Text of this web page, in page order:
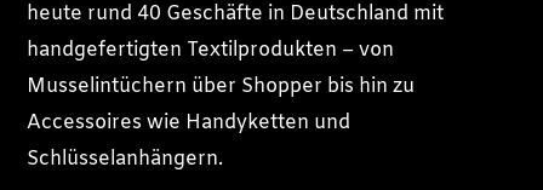
heute rund 40 Geschäfte in Deutschland mit
handgefertigten Textilprodukten – von
Musselintüchern über Shopper bis hin zu
Accessoires wie Handyketten und
Schlüsselanhängern.